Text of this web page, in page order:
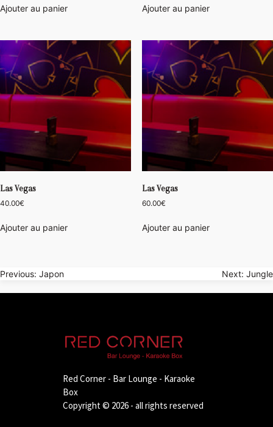
Ajouter au panier Ajouter au panier
Las Vegas
40.00€
Ajouter au panier
Las Vegas
60.00€
Ajouter au panier
Navigation
de
Previous: Japon Next: Jungle
Red Corner - Bar Lounge - Karaoke
Box
Copyright © 2026 - all rights reserved